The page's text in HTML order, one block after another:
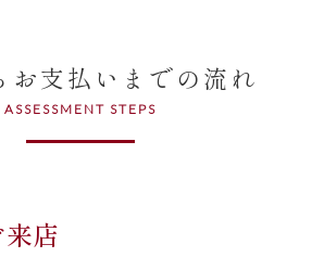
お支払いまでの流れ
ASSESSMENT STEPS
来店